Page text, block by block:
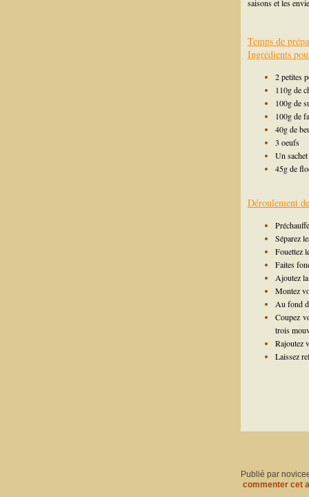
saisons et les
Temps de
Ingrédients
2 petites
110g de
100g de
100g de
40g de
3 oeufs
Un
45g de
Déroulement
Séparez
Fouettez
Faites
Ajoutez
Montez
Au fond
Coupez
trois
Rajoutez
Laissez
Publié par
commenter cet